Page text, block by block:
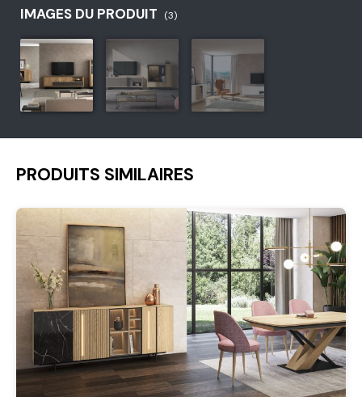
IMAGES DU PRODUIT (3)
PRODUITS SIMILAIRES